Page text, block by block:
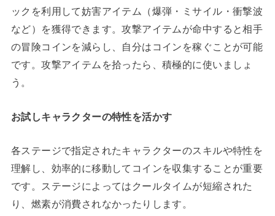
ックを利用して妨害アイテム（爆弾・ミサイル・衝撃波
など）を獲得できます。攻撃アイテムが命中すると相手
の冒険コインを減らし、自分はコインを稼ぐことが可能
です。攻撃アイテムを拾ったら、積極的に使いましょ
う。
お試しキャラクターの特性を活かす
各ステージで指定されたキャラクターのスキルや特性を
理解し、効率的に移動してコインを収集することが重要
です。ステージによってはクールタイムが短縮された
り、燃素が消費されなかったりします。